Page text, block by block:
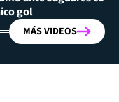
gol
MÁS VIDEOS